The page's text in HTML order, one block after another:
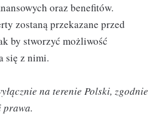
oraz benefitów.
zostaną przekazane przed
by stworzyć możliwość
się z nimi.
na terenie Polski, zgodnie
prawa.